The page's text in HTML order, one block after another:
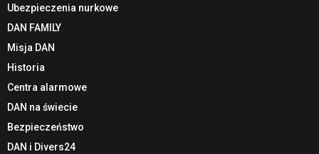
Ubezpieczenia nurkowe
DAN FAMILY
Misja DAN
Historia
Centra alarmowe
DAN na świecie
Bezpieczeństwo
DAN i Divers24